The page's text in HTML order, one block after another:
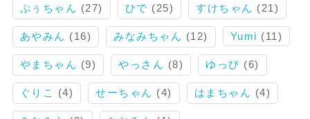
ぷぅちゃん (27) ひで (25) すけちゃん (21)
あやみん (16) みなみちゃん (12) Yumi (11)
やまちゃん (9) やっさん (8) ゆっぴ (6)
ぐりこ (4) せーちゃん (4) はまちゃん (4)